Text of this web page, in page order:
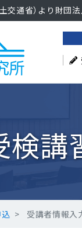
交通省）より財団
検講
受講者情報入